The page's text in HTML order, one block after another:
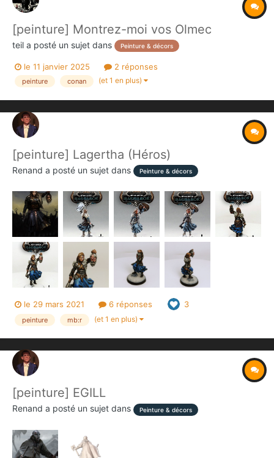
[peinture] Montrez-moi vos Olmec
teil a posté un sujet dans Peinture & décors
le 11 janvier 2025 2 réponses
peinture conan (et 1 en plus)
[peinture] Lagertha (Héros)
Renand a posté un sujet dans Peinture & décors
le 29 mars 2021 6 réponses 3
peinture mb:r (et 1 en plus)
[peinture] EGILL
Renand a posté un sujet dans Peinture & décors